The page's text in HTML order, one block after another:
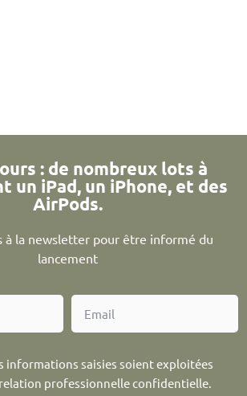
: de nombreux lots à
un iPad, un iPhone, et des
AirPods.
à la newsletter pour être informé du
lancement
informations saisies soient exploitées
professionnelle confidentielle.